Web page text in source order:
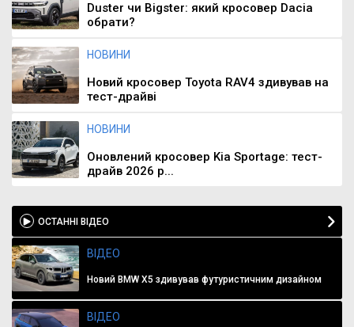
Duster чи Bigster: який кросовер Dacia
обрати?
НОВИНИ
Новий кросовер Toyota RAV4 здивував на
тест-драйві
НОВИНИ
Оновлений кросовер Kia Sportage: тест-
драйв 2026 р...
ОСТАННІ ВІДЕО
ВІДЕО
Новий BMW X5 здивував футуристичним дизайном
ВІДЕО